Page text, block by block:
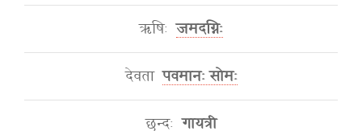
ऋषिः जमदग्निः
देवता पवमानः सोमः
छन्दः गायत्री